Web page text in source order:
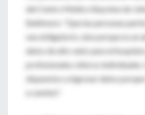
del Centro Médico Bayview de
Baltimore. "Que las personas
sea obligatorio, sino porque es un
datos de alto valor para el hospital
profesionales clínicos individuales.
dispuestos a ingresar datos
a cambio".